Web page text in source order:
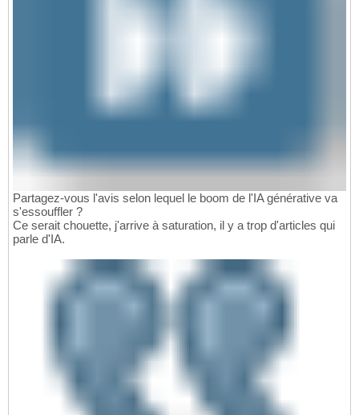
Partagez-vous l'avis selon lequel le boom de l'IA générative va
s'essouffler ?
Ce serait chouette, j'arrive à saturation, il y a trop d'articles qui
parle d'IA.